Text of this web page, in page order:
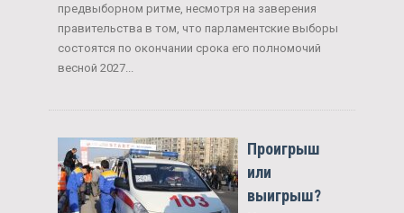
предвыборном ритме, несмотря на заверения
правительства в том, что парламентские выборы
состоятся по окончании срока его полномочий
весной 2027...
Проигрыш
или
выигрыш?